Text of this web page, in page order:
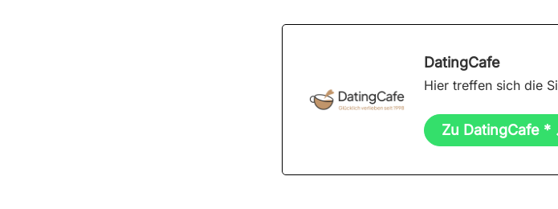
DatingCafe
Hier treffen sich die
Zu DatingCafe *